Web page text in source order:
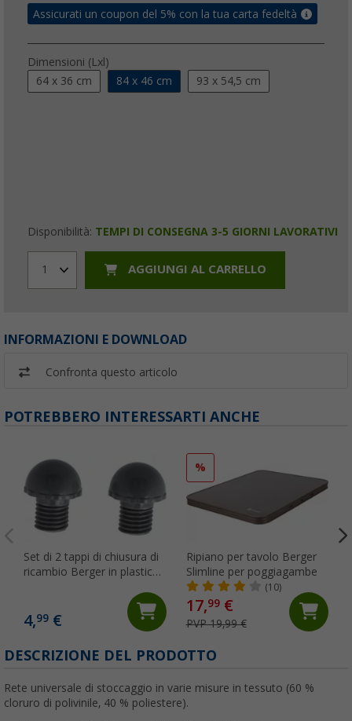
Assicurati un coupon del 5% con la tua carta fedeltà
Dimensioni (Lxl)
64 x 36 cm
84 x 46 cm 93 x 54,5 cm
Disponibilità: TEMPI DI CONSEGNA 3-5 GIORNI LAVORATIVI
1 AGGIUNGI AL CARRELLO
INFORMAZIONI E DOWNLOAD
Confronta questo articolo
POTREBBERO INTERESSARTI ANCHE
Set di 2 tappi di chiusura di
ricambio Berger in plastica
4,99 €
%
Ripiano per tavolo Berger
Slimline per poggiagambe
(10)
17,99€
PVP 19,99 €
DESCRIZIONE DEL PRODOTTO
Rete universale di stoccaggio in varie misure in tessuto (60 %
cloruro di polivinile, 40 % poliestere).